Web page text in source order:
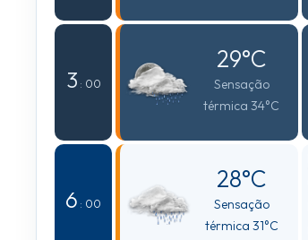
3 : 00
29°C
Sensação
térmica 34°C
6 : 00
28°C
Sensação
térmica 31°C